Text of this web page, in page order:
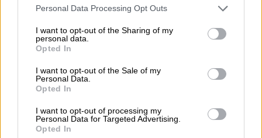
Please note that this website/app uses one or more Google
not limited to your visit or usage behaviour. You may click to
grant or deny consent to Google and its third-party tags to
use your data for below specified purposes in below Google
consent section.
Personal Data Processing Opt Outs
I want to opt-out of the Sharing of my
personal data.
Opted In
I want to opt-out of the Sale of my
Personal Data.
Opted In
I want to opt-out of processing my
Personal Data for Targeted Advertising.
Opted In
έβριζε και με εκβίαζε η μάνα για να μην
μιλήσω», λέει συγγενής που έμενε στο ίδιο
κτίριο